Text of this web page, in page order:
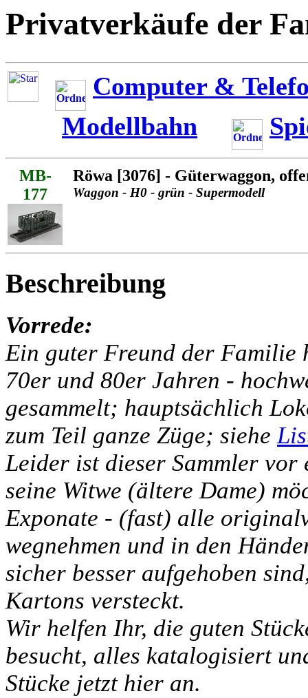
Privatverkäufe der
Computer &
Modellbahn
MB-
177
Röwa [3076] - Güterwaggon,
Waggon - H0 - grün - Supermodell
Beschreibung
Vorrede:
Ein guter Freund der
70er und 80er Jahren -
gesammelt; hauptsächlich
zum Teil ganze Züge; siehe
Leider ist dieser Sammler
seine Witwe (ältere Dame)
Exponate - (fast) alle
wegnehmen und in den
sicher besser aufgehoben
Kartons versteckt.
Wir helfen Ihr, die guten
besucht, alles katalogisiert
Stücke jetzt hier an.